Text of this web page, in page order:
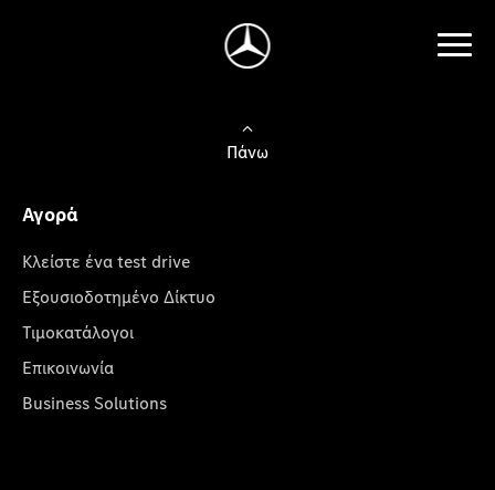
Πάνω
Αγορά
Κλείστε ένα test drive
Εξουσιοδοτημένο Δίκτυο
Τιμοκατάλογοι
Επικοινωνία
Business Solutions